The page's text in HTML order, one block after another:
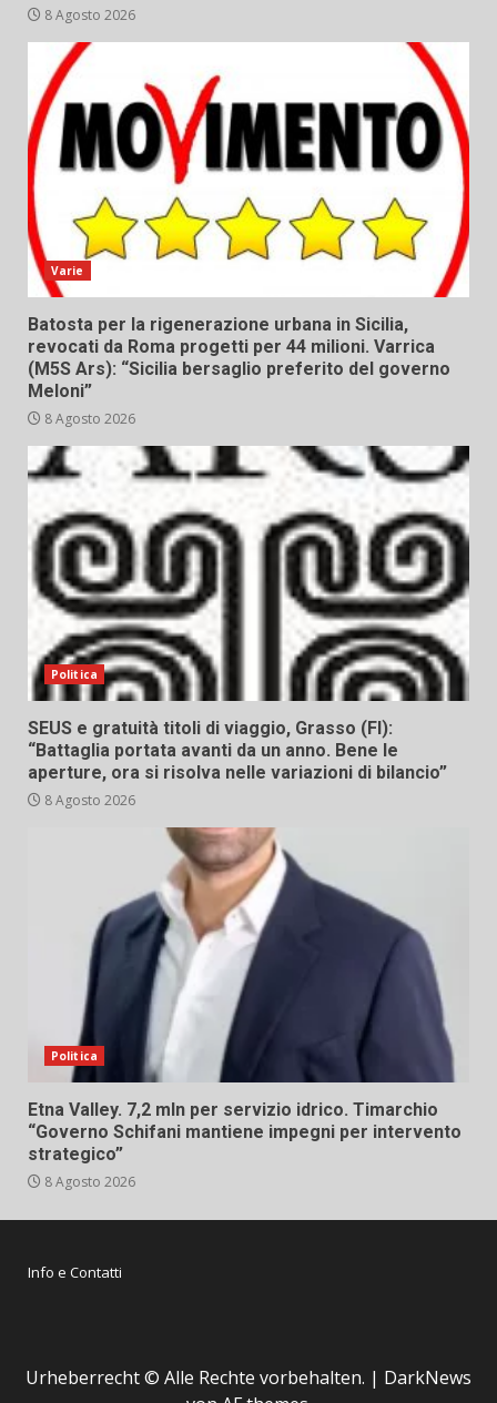
8 Agosto 2026
Varie
Batosta per la rigenerazione urbana in Sicilia,
revocati da Roma progetti per 44 milioni. Varrica
(M5S Ars): “Sicilia bersaglio preferito del governo
Meloni”
8 Agosto 2026
Politica
SEUS e gratuità titoli di viaggio, Grasso (FI):
“Battaglia portata avanti da un anno. Bene le
aperture, ora si risolva nelle variazioni di bilancio”
8 Agosto 2026
Politica
Etna Valley. 7,2 mln per servizio idrico. Timarchio
“Governo Schifani mantiene impegni per intervento
strategico”
8 Agosto 2026
Info e Contatti
Urheberrecht © Alle Rechte vorbehalten. | DarkNews